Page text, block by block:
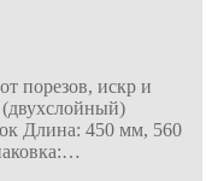
порезов, искр и
Длина: 450 мм, 560